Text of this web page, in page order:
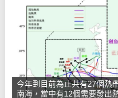
今年到目前為止共有27個熱
南海，當中有12個需要發出